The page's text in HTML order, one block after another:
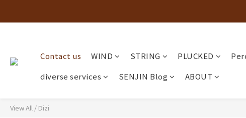
Contact us WIND STRING PLUCKED
diverse services
SENJIN Blog ABOUT
View All / Dizi